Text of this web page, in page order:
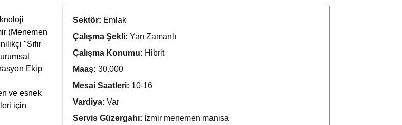
(Menemen
"Sıfır
Ekip
ve esnek
için
Sektör: Emlak
Çalışma Şekli: Yarı Zamanlı
Çalışma Konumu: Hibrit
Maaş: 30.000
Mesai Saatleri: 10-16
Vardiya: Var
Servis Güzergahı: İzmir menemen manisa